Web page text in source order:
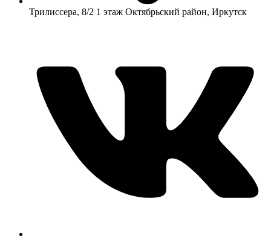
​Трилиссера, 8/2​ 1 этаж​ Октябрьский район, Иркутск